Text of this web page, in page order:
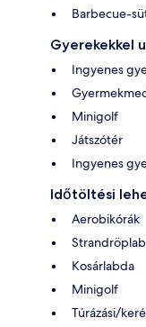
Barbecue-
Gyerekekkel
Ingyenes
Minigolf
Játszótér
Ingyenes
Időtöltési
Aerobikórák
Kosárlabda
Minigolf
Túrázási/